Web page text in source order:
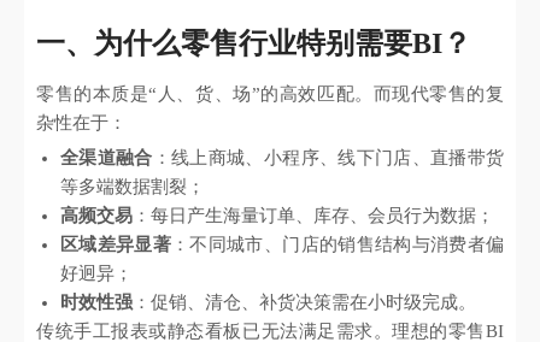
一、为什么零售行业特别需要BI？
零售的本质是“人、货、场”的高效匹配。而现代零售的复
杂性在于：
全渠道融合 ：线上商城、小程序、线下门店、直播带货
等多端数据割裂；
高频交易 ：每日产生海量订单、库存、会员行为数据；
区域差异显著 ：不同城市、门店的销售结构与消费者偏
好迥异；
时效性强 ：促销、清仓、补货决策需在小时级完成。
传统手工报表或静态看板已无法满足需求。理想的零售BI